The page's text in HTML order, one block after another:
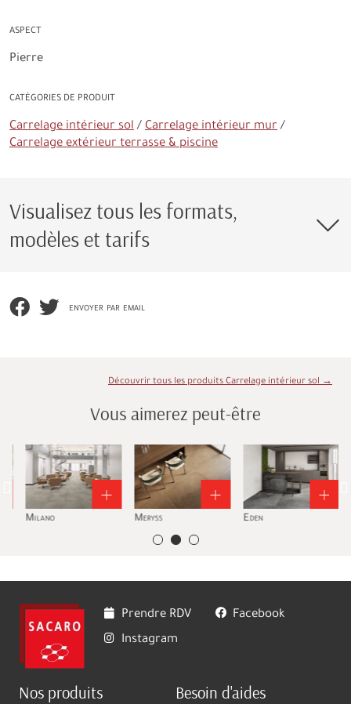
ASPECT
Pierre
CATÉGORIES DE PRODUIT
Carrelage intérieur sol
Carrelage intérieur mur
Carrelage extérieur terrasse & piscine
Visualisez tous les formats,
modèles et tarifs
envoyer par email
Découvrir tous les produits Carrelage intérieur sol →
Vous aimerez peut-être
Milano Meryss Eden
Prendre RDV
Facebook
Instagram
Nos produits Besoin d'aides